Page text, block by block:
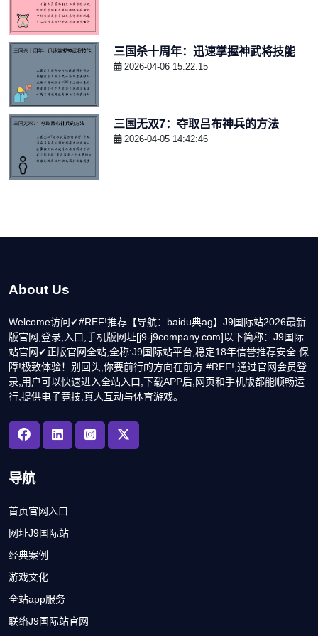
三国杀十周年：迅速掌握神武将技能
2026-04-06 15:22:15
三国无双7：夺取吕布神兵的方法
2026-04-05 14:42:46
About Us
Welcome访问✔#REF!推荐【导航：baidu典ag】J9国际站2026最新
版官网,登录,入口,手机版网址[j9-j9company.com]以下简称：J9国际
站官网✔正版官网全站,全称:J9国际站平台,稳定18年信誉推荐安全.保
障!极致体验！别回头,你要前行的方向在前方.#REF!,通过官网会员登
录,用户可以快速进入全站入口,下载APP后,网页和手机版都能顺畅运
行,提供电子竞技,真人互动与体育游戏。
导航
首页官网入口
网址J9国际站
经典案例
游戏文化
全站app服务
联络J9国际站官网